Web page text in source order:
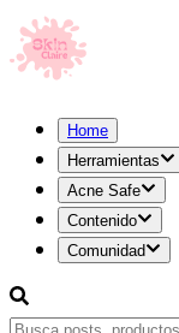
Home
Herramientas
Acne Safe
Contenido
Comunidad